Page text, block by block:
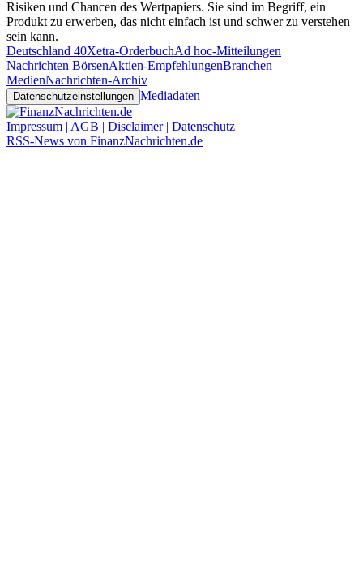
Risiken und Chancen des Wertpapiers. Sie sind im Begriff, ein
Produkt zu erwerben, das nicht einfach ist und schwer zu verstehen
sein kann.
Deutschland 40Xetra-OrderbuchAd hoc-Mitteilungen
Nachrichten BörsenAktien-EmpfehlungenBranchen
MedienNachrichten-Archiv
Datenschutzeinstellungen Mediadaten
Impressum | AGB | Disclaimer | Datenschutz
RSS-News von FinanzNachrichten.de